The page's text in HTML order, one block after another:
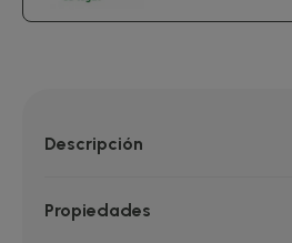
Descripción
Propiedades